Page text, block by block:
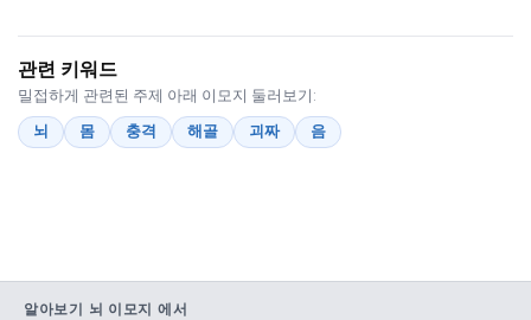
관련 키워드
밀접하게 관련된 주제 아래 이모지 둘러보기:
뇌
몸 충격 해골 괴짜 음
알아보기 뇌 이모지 에서